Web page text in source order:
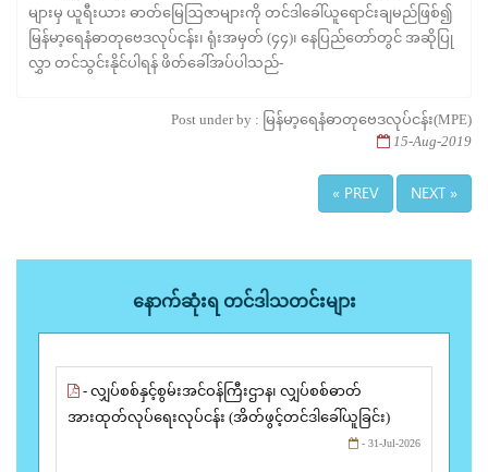
များမှ ယူရီးယား ဓာတ်မြေဩဇာများကို တင်ဒါခေါ်ယူရောင်းချမည်ဖြစ်၍
မြန်မာ့ရေနံဓာတုဗေဒလုပ်ငန်း၊ ရုံးအမှတ် (၄၄)၊ နေပြည်တော်တွင် အဆိုပြု
လွှာ တင်သွင်းနိုင်ပါရန် ဖိတ်ခေါ်အပ်ပါသည်-
Post under by : မြန်မာ့ရေနံဓာတုဗေဒလုပ်ငန်း(MPE)
15-Aug-2019
« PREV NEXT »
နောက်ဆုံးရ တင်ဒါသတင်းများ
- လျှပ်စစ်နှင့်စွမ်းအင်ဝန်ကြီးဌာန၊ လျှပ်စစ်ဓာတ်
အားထုတ်လုပ်ရေးလုပ်ငန်း (အိတ်ဖွင့်တင်ဒါခေါ်ယူခြင်း)
- 31-Jul-2026